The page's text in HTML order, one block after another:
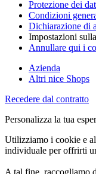
Protezione dei
Condizioni
Dichiarazione di
Impostazioni
Annullare qui i
Azienda
Altri nice Shops
Recedere dal contratto
Personalizza la tua
Utilizziamo i cookie e
individuale per offrirti